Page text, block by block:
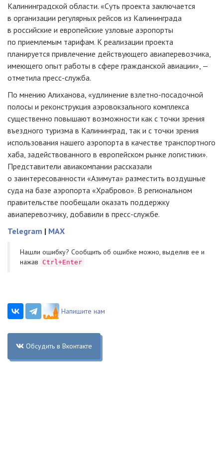
Калининградской области. «Суть проекта заключается
в организации регулярных рейсов из Калининграда
в российские и европейские узловые аэропорты
по приемлемым тарифам. К реализации проекта
планируется привлечение действующего авиаперевозчика,
имеющего опыт работы в сфере гражданской авиации», —
отметила пресс-служба.
По мнению Алиханова, «удлинение взлетно-посадочной
полосы и реконструкция аэровокзального комплекса
существенно повышают возможности как с точки зрения
въездного туризма в Калининград, так и с точки зрения
использования нашего аэропорта в качестве транспортного
хаба, задействованного в европейском рынке логистики».
Представители авиакомпании рассказали
о заинтересованности «Азимута» разместить воздушные
суда на базе аэропорта «Храброво». В региональном
правительстве пообещали оказать поддержку
авиаперевозчику, добавили в пресс-службе.
Telegram | MAX
Нашли ошибку? Cообщить об ошибке можно, выделив ее и
нажав
Ctrl+Enter
Напишите нам
Обсудить в Вконтакте